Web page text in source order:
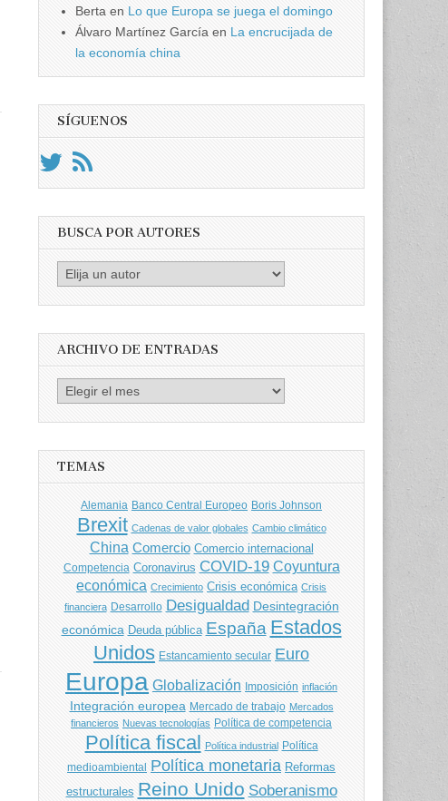
Berta en Lo que Europa se juega el domingo
Álvaro Martínez García en La encrucijada de
la economía china
SÍGUENOS
BUSCA POR AUTORES
Busca
por
ARCHIVO DE ENTRADAS
Archivo
TEMAS
Alemania Banco Central Europeo Boris Johnson
Brexit Cadenas de valor globales Cambio climático
China Comercio Comercio internacional
Competencia Coronavirus COVID-19 Coyuntura
económica Crecimiento Crisis económica Crisis
financiera Desarrollo Desigualdad Desintegración
económica Deuda pública España Estados
Unidos Estancamiento secular Euro
Europa Globalización Imposición inflación
Integración europea Mercado de trabajo Mercados
financieros Nuevas tecnologías Política de competencia
Política fiscal Política industrial Política
medioambiental Política monetaria Reformas
estructurales Reino Unido Soberanismo